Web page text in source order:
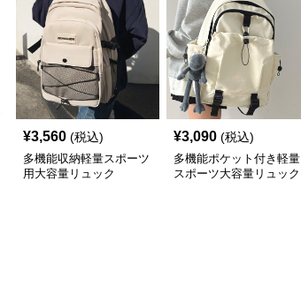
¥3,560 (税込)
多機能収納軽量スポーツ
用大容量リュック
¥3,090 (税込)
多機能ポケット付き軽量
スポーツ大容量リュック